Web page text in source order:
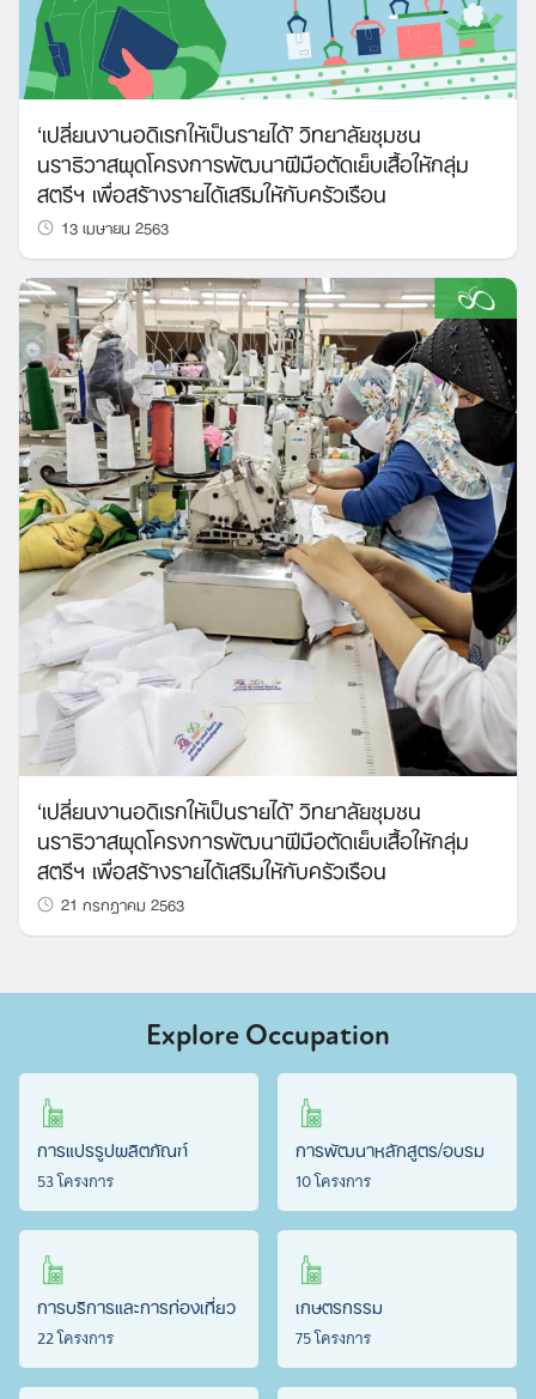
‘เปลี่ยนงานอดิเรกให้เป็นรายได้’ วิทยาลัยชุมชน
นราธิวาสผุดโครงการพัฒนาฝีมือตัดเย็บเสื้อให้กลุ่ม
สตรีฯ เพื่อสร้างรายได้เสริมให้กับครัวเรือน
13 เมษายน 2563
‘เปลี่ยนงานอดิเรกให้เป็นรายได้’ วิทยาลัยชุมชน
นราธิวาสผุดโครงการพัฒนาฝีมือตัดเย็บเสื้อให้กลุ่ม
สตรีฯ เพื่อสร้างรายได้เสริมให้กับครัวเรือน
21 กรกฎาคม 2563
Explore Occupation
การแปรรูปผลิตภัณฑ์
53 โครงการ
การพัฒนาหลักสูตร/อบรม
10 โครงการ
การบริการและการท่องเที่ยว
22 โครงการ
เกษตรกรรม
75 โครงการ